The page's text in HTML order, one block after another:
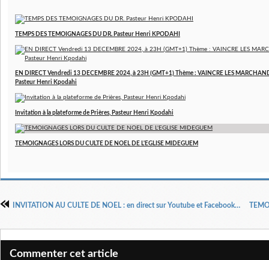
TEMPS DES TEMOIGNAGES DU DR. Pasteur Henri KPODAHI
EN DIRECT Vendredi 13 DECEMBRE 2024, à 23H (GMT+1) Thème : VAINCRE LES
Pasteur Henri Kpodahi
Invitation à la plateforme de Prières, Pasteur Henri Kpodahi
TEMOIGNAGES LORS DU CULTE DE NOEL DE L'EGLISE MIDEGUEM
INVITATION AU CULTE DE NOEL : en direct sur Youtube et Facebook à partir de 10 h 00 le 25 décembre 2021
Commenter cet article